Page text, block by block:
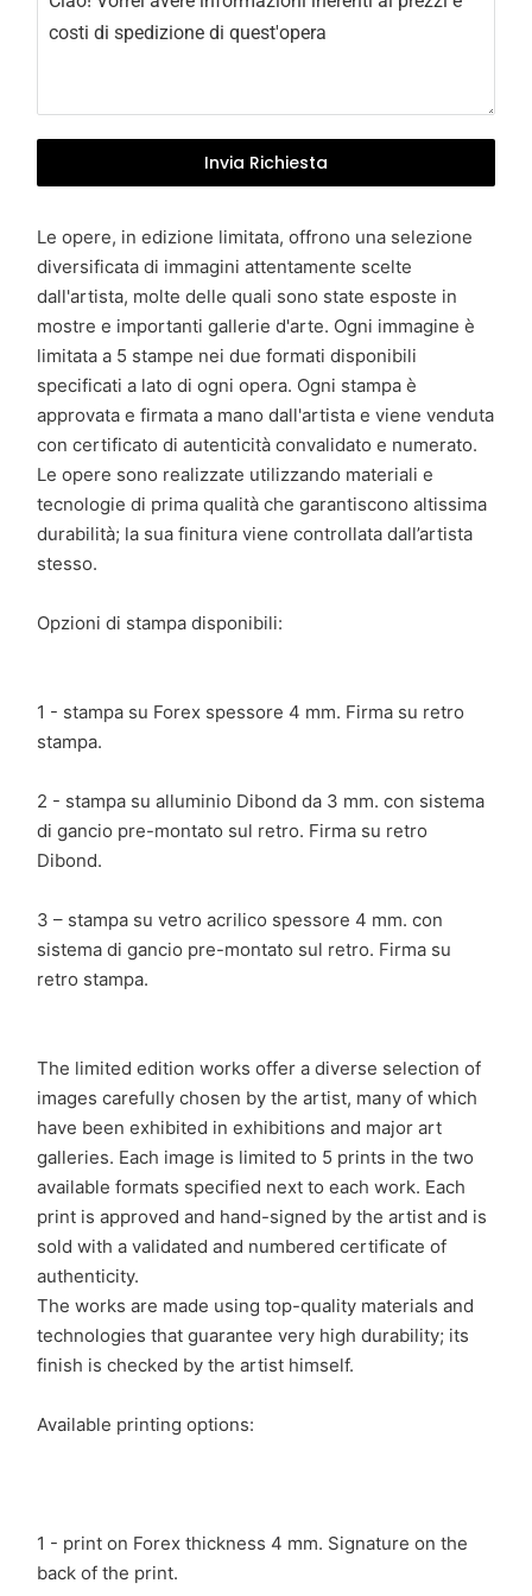
9
Invia Richiesta
Le opere, in edizione limitata, offrono una selezione
diversificata di immagini attentamente scelte
dall'artista, molte delle quali sono state esposte in
mostre e importanti gallerie d'arte. Ogni immagine è
limitata a 5 stampe nei due formati disponibili
specificati a lato di ogni opera. Ogni stampa è
approvata e firmata a mano dall'artista e viene venduta
con certificato di autenticità convalidato e numerato.
Le opere sono realizzate utilizzando materiali e
tecnologie di prima qualità che garantiscono altissima
durabilità; la sua finitura viene controllata dall’artista
stesso.
Opzioni di stampa disponibili:
1 - stampa su Forex spessore 4 mm. Firma su retro
stampa.
2 - stampa su alluminio Dibond da 3 mm. con sistema
di gancio pre-montato sul retro. Firma su retro
Dibond.
3 – stampa su vetro acrilico spessore 4 mm. con
sistema di gancio pre-montato sul retro. Firma su
retro stampa.
The limited edition works offer a diverse selection of
images carefully chosen by the artist, many of which
have been exhibited in exhibitions and major art
galleries. Each image is limited to 5 prints in the two
available formats specified next to each work. Each
print is approved and hand-signed by the artist and is
sold with a validated and numbered certificate of
authenticity.
The works are made using top-quality materials and
technologies that guarantee very high durability; its
finish is checked by the artist himself.
Available printing options:
1 - print on Forex thickness 4 mm. Signature on the
back of the print.